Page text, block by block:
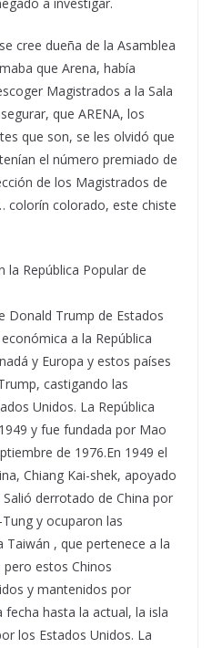
cree dueña de la Asamblea
que Arena, había
Magistrados a la Sala
que ARENA, los
que son, se les olvidó que
el número premiado de
de los Magistrados de
colorín colorado, este chiste
la República Popular de
Donald Trump de Estados
a la República
y Europa y estos países
castigando las
Unidos. La República
y fue fundada por Mao
de 1976.En 1949 el
Chiang Kai-shek, apoyado
derrotado de China por
y ocuparon las
Taiwán , que pertenece a la
pero estos Chinos
y mantenidos por
fecha hasta la actual, la isla
los Estados Unidos. La